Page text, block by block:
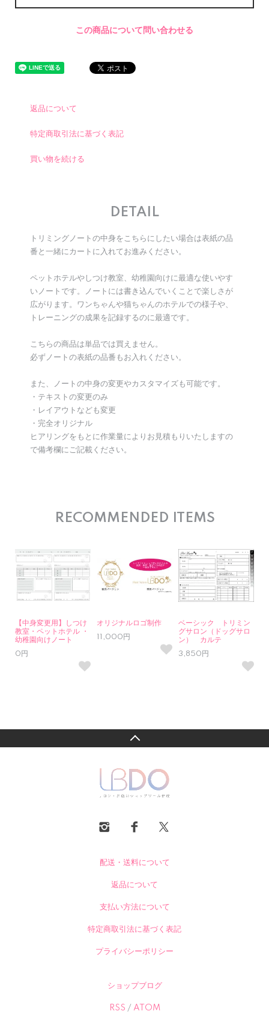
この商品について問い合わせる
返品について
特定商取引法に基づく表記
買い物を続ける
DETAIL
トリミングノートの中身をこちらにしたい場合は表紙の品
番と一緒にカートに入れてお進みください。
ペットホテルやしつけ教室、幼稚園向けに最適な使いやす
いノートです。ノートには書き込んでいくことで楽しさが
広がります。ワンちゃんや猫ちゃんのホテルでの様子や、
トレーニングの成果を記録するのに最適です。
こちらの商品は単品では買えません。
必ずノートの表紙の品番もお入れください。
また、ノートの中身の変更やカスタマイズも可能です。
・テキストの変更のみ
・レイアウトなども変更
・完全オリジナル
ヒアリングをもとに作業量によりお見積もりいたしますの
で備考欄にご記載ください。
RECOMMENDED ITEMS
【中身変更用】しつけ
教室・ペットホテル ・
幼稚園向けノート
0円
オリジナルロゴ制作
11,000円
ベーシック トリミン
グサロン（ドッグサロ
ン） カルテ
3,850円
配送・送料について
返品について
支払い方法について
特定商取引法に基づく表記
プライバシーポリシー
ショップブログ
RSS / ATOM